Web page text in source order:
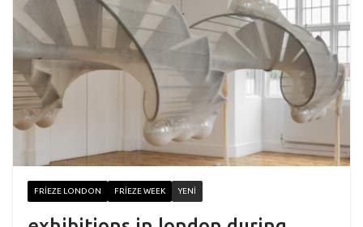
FRIEZE LONDON FRIEZE WEEK YENI